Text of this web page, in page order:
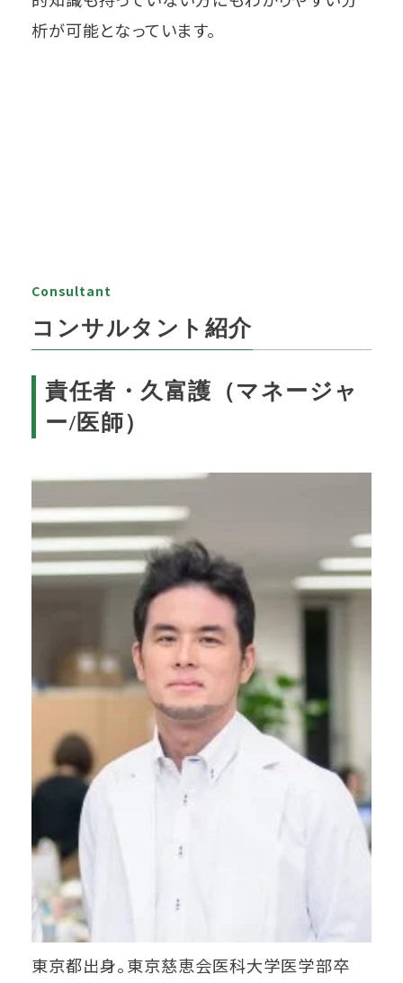
析が可能となっています。
Consultant
コンサルタント紹介
責任者・久富護（マネージャ
ー/医師）
東京都出身。東京慈恵会医科大学医学部卒